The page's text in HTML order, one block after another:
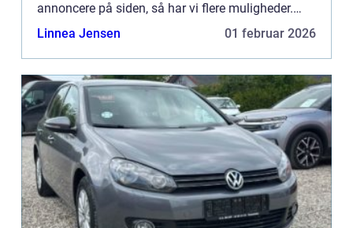
annoncere på siden, så har vi flere muligheder.
Bannerannoncering er blot én af mulighederne. Vil
Linnea Jensen 01 februar 2026